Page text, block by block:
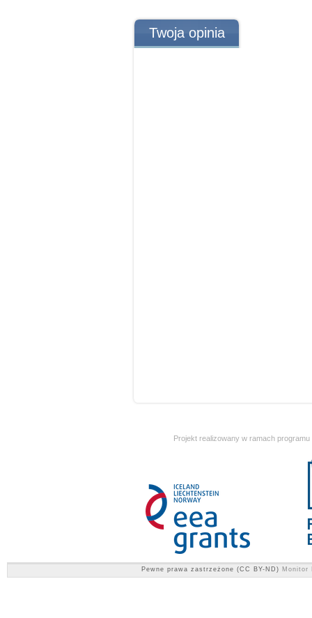
Twoja opinia
Projekt realizowany w ramach
Pewne prawa zastrzeżone (CC BY-ND) Monitor